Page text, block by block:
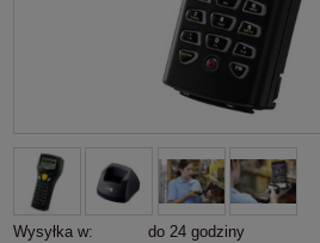
Wysyłka w:
do 24 godziny